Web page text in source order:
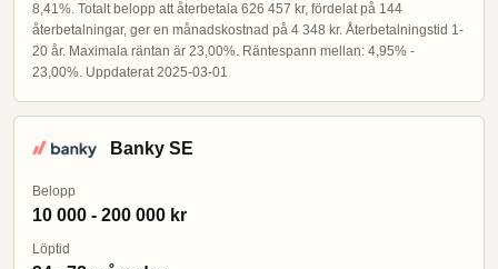
8,41%. Totalt belopp att återbetala 626 457 kr, fördelat på 144
återbetalningar, ger en månadskostnad på 4 348 kr. Återbetalningstid 1-
20 år. Maximala räntan är 23,00%. Räntespann mellan: 4,95% -
23,00%. Uppdaterat 2025-03-01
Banky SE
Belopp
10 000 - 200 000 kr
Löptid